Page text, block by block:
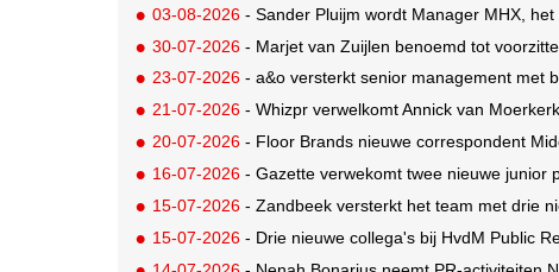
03-08-2026 - Sander Pluijm wordt Manager MHX,
30-07-2026 - Marjet van Zuijlen benoemd tot
23-07-2026 - a&o versterkt senior management met
21-07-2026 - Whizpr verwelkomt Annick van
20-07-2026 - Floor Brands nieuwe correspondent
16-07-2026 - Gazette verwekomt twee nieuwe junior
15-07-2026 - Zandbeek versterkt het team met drie
15-07-2026 - Drie nieuwe collega's bij HvdM Public